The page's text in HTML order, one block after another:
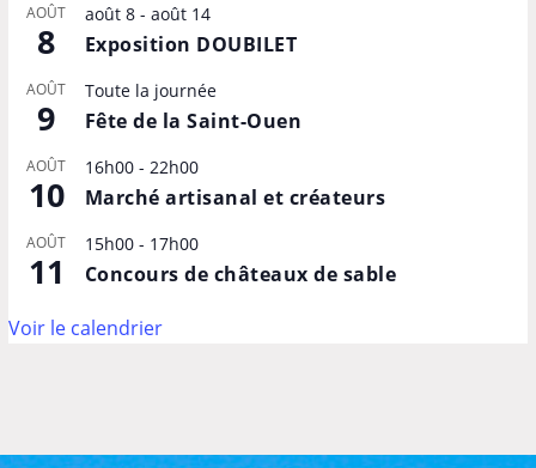
AOÛT
8
août 8- août 14
Exposition DOUBILET
AOÛT
9
Toute la journée
Fête de la Saint-Ouen
AOÛT
10
16h00- 22h00
Marché artisanal et créateurs
AOÛT
11
15h00- 17h00
Concours de châteaux de sable
Voir le calendrier